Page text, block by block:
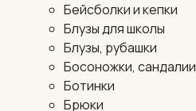
Бейсболки и кепки
Блузы для школы
Блузы, рубашки
Босоножки, сандалии
Ботинки
Брюки